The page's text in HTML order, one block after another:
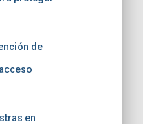
de
en